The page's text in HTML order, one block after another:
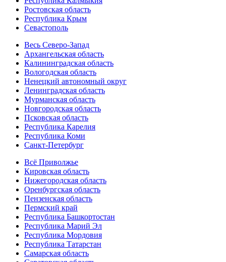
Ростовская область
Республика Крым
Севастополь
Весь Северо-Запад
Архангельская область
Калининградская область
Вологодская область
Ненецкий автономный округ
Ленинградская область
Мурманская область
Новгородская область
Псковская область
Республика Карелия
Республика Коми
Санкт-Петербург
Всё Приволжье
Кировская область
Нижегородская область
Оренбургская область
Пензенская область
Пермский край
Республика Башкортостан
Республика Марий Эл
Республика Мордовия
Республика Татарстан
Самарская область